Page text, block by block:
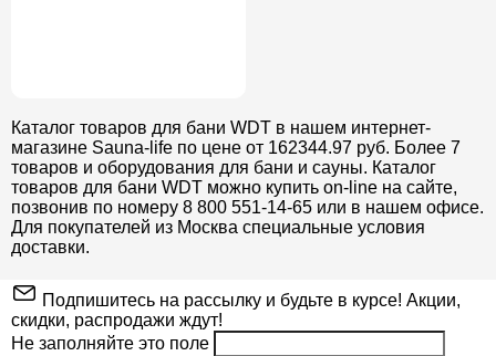
Каталог товаров для бани WDT в нашем интернет-
магазине Sauna-life по цене от 162344.97 руб. Более 7
товаров и оборудования для бани и сауны. Каталог
товаров для бани WDT можно купить on-line на сайте,
позвонив по номеру 8 800 551-14-65 или в нашем офисе.
Для покупателей из Москва специальные условия
доставки.
Подпишитесь на рассылку и будьте в курсе! Акции,
скидки, распродажи ждут!
Не заполняйте это поле